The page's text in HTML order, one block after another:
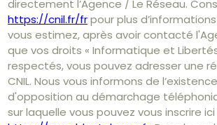
directement l’Agence / Le Réseau.
https://cnil.fr/frpour plus
vous estimez, après avoir contacté
que vos droits « Informatique et
respectés, vous pouvez adresser une
CNIL. Nous vous informons de
d'opposition au démarchage
sur laquelle vous pouvez vous inscrire ici